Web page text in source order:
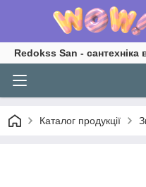
Redokss San - сантехніка
Каталог продукції